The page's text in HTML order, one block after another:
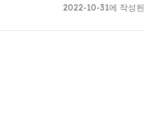
2022-10-31에 작성된